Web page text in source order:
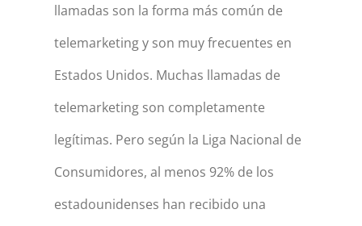
llamadas son la forma más común de
telemarketing y son muy frecuentes en
Estados Unidos. Muchas llamadas de
telemarketing son completamente
legítimas. Pero según la Liga Nacional de
Consumidores, al menos 92% de los
estadounidenses han recibido una